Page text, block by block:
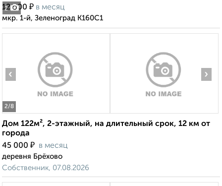
2
12 000 ₽ в месяц
мкр. 1-й, Зеленоград К160С1
2/8
‹ ›
Дом 122м², 2-этажный, на длительный срок, 12 км от
города
45 000 ₽ в месяц
деревня Брёхово
Собственник, 07.08.2026